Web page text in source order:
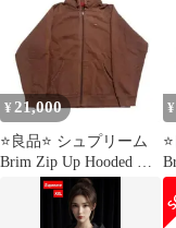
トンポリエステル パー
カー グリーンxブラウ
ン【サイズXL】【メン
ズ】
¥ 21,000
⭐️良品⭐️ シュプリーム
Brim Zip Up Hooded パ
ーカー
¥